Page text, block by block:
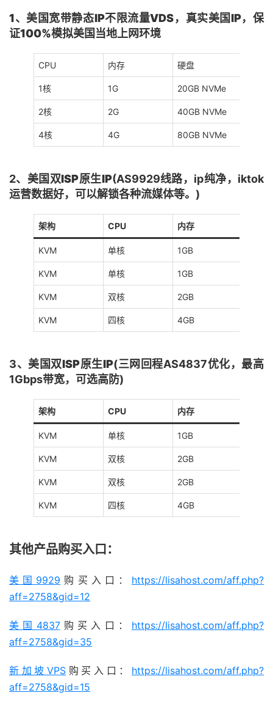
1、美国宽带静态IP不限流量VDS，真实美国IP，保
证100%模拟美国当地上网环境
CPU 内存 硬盘
1核 1G 20GB NVMe
2核 2G 40GB NVMe
4核 4G 80GB NVMe
2、 美国双ISP原生IP(AS9929线路，ip纯净，iktok
运营数据好，可以解锁各种流媒体等。)
架构 CPU 内存
KVM 单核 1GB
KVM 单核 1GB
KVM 双核 2GB
KVM 四核 4GB
3、 美国双ISP原生IP(三网回程AS4837优化，最高
1Gbps带宽，可选高防)
架构 CPU 内存
KVM 单核 1GB
KVM 双核 2GB
KVM 双核 2GB
KVM 四核 4GB
其他产品购买入口：
美国9929 购买入口： https://lisahost.com/aff.php?
aff=2758&gid=12
美国4837购买入口： https://lisahost.com/aff.php?
aff=2758&gid=35
新加坡VPS 购买入口： https://lisahost.com/aff.php?
aff=2758&gid=15